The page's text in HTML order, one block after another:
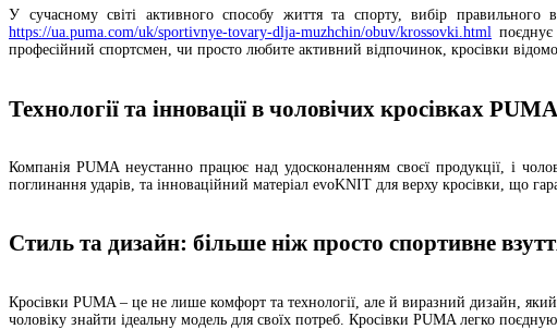
У сучасному світі активного способу життя та спорту, вибір
https://ua.puma.com/uk/sportivnye-tovary-dlja-muzhchin/obuv/krossovki.html
професійний спортсмен, чи просто любите активний відпочинок, кросівки
Технології та інновації в чоловічих кросівках PUMA
Компанія PUMA неустанно працює над удосконаленням своєї продукції, і
поглинання ударів, та інноваційний матеріал evoKNIT для верху кросівки, що
Стиль та дизайн: більше ніж просто спортивне
Кросівки PUMA – це не лише комфорт та технології, але й виразний дизайн,
чоловіку знайти ідеальну модель для своїх потреб. Кросівки PUMA легко